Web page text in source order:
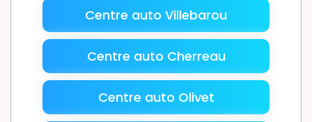
Centre auto Villebarou
Centre auto Cherreau
Centre auto Olivet